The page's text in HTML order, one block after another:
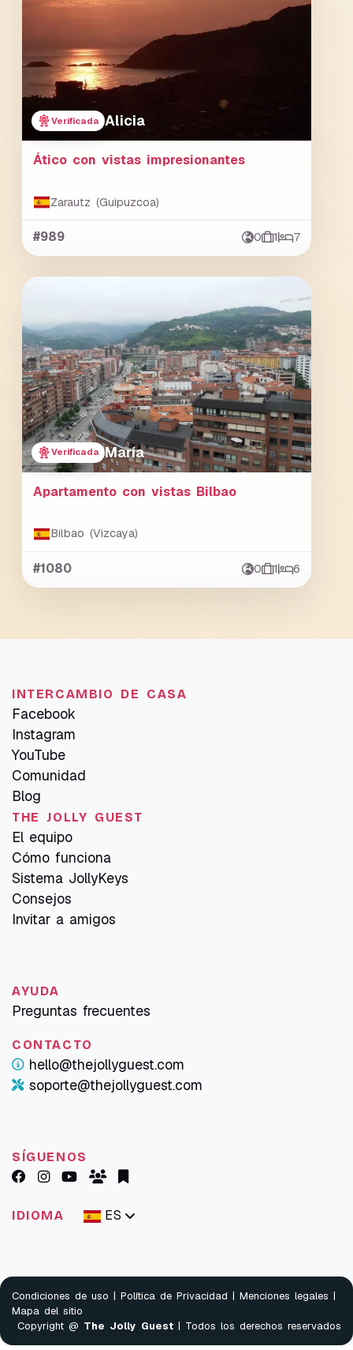
Verificada Alicia
Ático con vistas impresionantes
Zarautz (Guipuzcoa)
#989 0 1 7
Verificada María
Apartamento con vistas Bilbao
Bilbao (Vizcaya)
#1080 0 1 6
INTERCAMBIO DE CASA
Facebook
Instagram
YouTube
Comunidad
Blog
THE JOLLY GUEST
El equipo
Cómo funciona
Sistema JollyKeys
Consejos
Invitar a amigos
AYUDA
Preguntas frecuentes
CONTACTO
hello@thejollyguest.com
soporte@thejollyguest.com
SÍGUENOS
IDIOMA ES
Condiciones de uso | Política de Privacidad | Menciones legales |
Mapa del sitio
Copyright @ The Jolly Guest | Todos los derechos reservados